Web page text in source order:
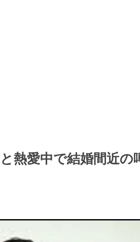
熱愛中で結婚間近の